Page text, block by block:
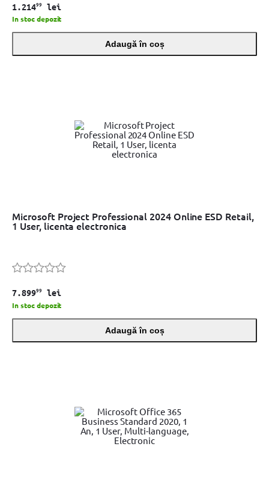
1.21499 lei
In stoc depozit
Adaugă în coș
Microsoft Project Professional 2024 Online ESD Retail,
1 User, licenta electronica
7.89999 lei
In stoc depozit
Adaugă în coș